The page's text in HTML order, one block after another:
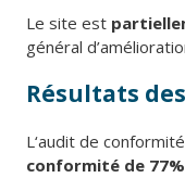
Le site est
général
Résultats
L‘audit de
conformité de 77%